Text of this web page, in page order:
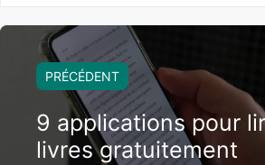
PRÉCÉDENT
9 applications pour
livres gratuitement